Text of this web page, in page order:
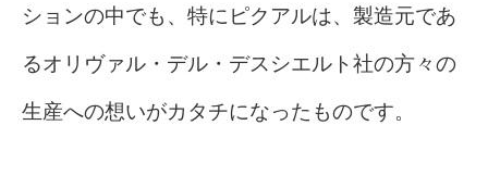
ションの中でも、特にピクアルは、製造元であ
るオリヴァル・デル・デスシエルト社の方々の
生産への想いがカタチになったものです。